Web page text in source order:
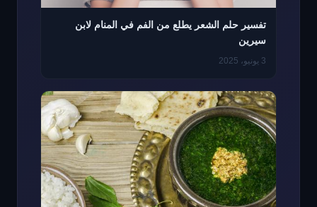
تفسير حلم الشعر يطلع من الفم في المنام لابن
سيرين
3 يونيو، 2025